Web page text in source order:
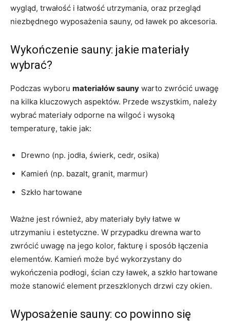
wygląd, trwałość i łatwość utrzymania, oraz przegląd
niezbędnego wyposażenia sauny, od ławek po akcesoria.
Wykończenie sauny: jakie materiały
wybrać?
Podczas wyboru materiałów sauny warto zwrócić uwagę
na kilka kluczowych aspektów. Przede wszystkim, należy
wybrać materiały odporne na wilgoć i wysoką
temperaturę, takie jak:
Drewno (np. jodła, świerk, cedr, osika)
Kamień (np. bazalt, granit, marmur)
Szkło hartowane
Ważne jest również, aby materiały były łatwe w
utrzymaniu i estetyczne. W przypadku drewna warto
zwrócić uwagę na jego kolor, fakturę i sposób łączenia
elementów. Kamień może być wykorzystany do
wykończenia podłogi, ścian czy ławek, a szkło hartowane
może stanowić element przeszklonych drzwi czy okien.
Wyposażenie sauny: co powinno się